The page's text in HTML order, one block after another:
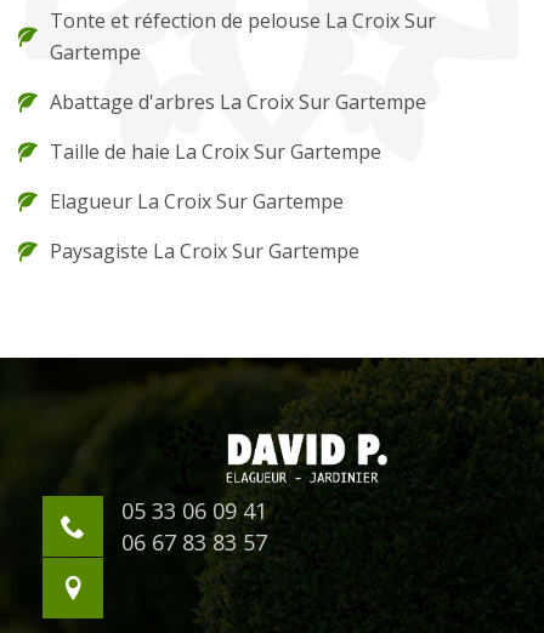
Tonte et réfection de pelouse La Croix Sur
Gartempe
Abattage d'arbres La Croix Sur Gartempe
Taille de haie La Croix Sur Gartempe
Elagueur La Croix Sur Gartempe
Paysagiste La Croix Sur Gartempe
05 33 06 09 41
06 67 83 83 57